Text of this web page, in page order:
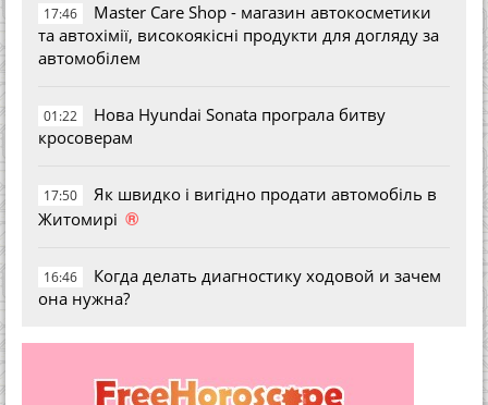
17:46
Master Care Shop - магазин автокосметики
та автохімії, високоякісні продукти для догляду за
автомобілем
01:22
Нова Hyundai Sonata програла битву
кросоверам
17:50
Як швидко і вигідно продати автомобіль в
Житомирі ®
16:46
Когда делать диагностику ходовой и зачем
она нужна?